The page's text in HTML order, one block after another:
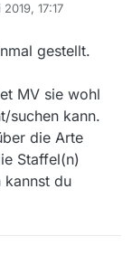
Filme auf Arte,
Sendung?
(Staffeln 1-3)
des
RC-
1/
2/
(insgesamt 30)
17:17
gestellt.
MV sie wohl
suchen kann.
die Arte
Staffel(n)
kannst du